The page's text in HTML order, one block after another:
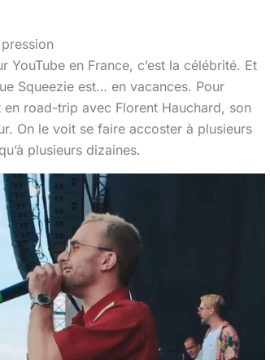
YouTube en France, c’est la célébrité. Et
Squeezie est… en vacances. Pour
road-trip avec Florent Hauchard, son
On le voit se faire accoster à plusieurs
plusieurs dizaines.